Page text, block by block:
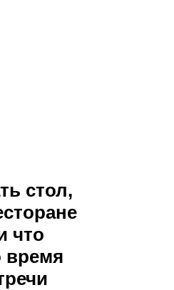
стол,
что
время